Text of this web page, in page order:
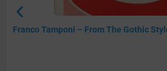
Franco Tamponi – From The Gothic